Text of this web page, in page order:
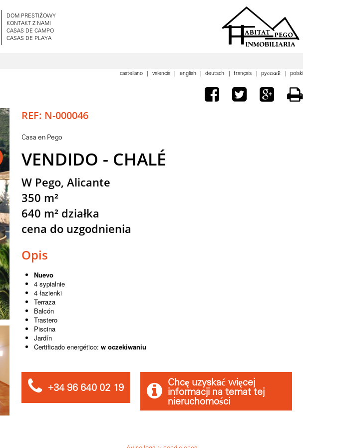
DOM PRESTIŻOWY
KONTAKT Z NAMI
CASAS DE CAMPO
CASAS DE PLAYA
castellano valencià english deutsch français pусский polski
REF: N-000046
Casa en Pego
VENDIDO - CHALÉ
W Pego, Alicante
350 m²
640 m² działka
cena do uzgodnienia
Opis
Nuevo
4 sypialnie
4 łazienki
Terraza
Balcón
Trastero
Piscina
Jardín
Certificado energético: w oczekiwaniu
+34 96 640 02 19 Chcę uzyskać więcej
informacji na temat tej
nieruchomości